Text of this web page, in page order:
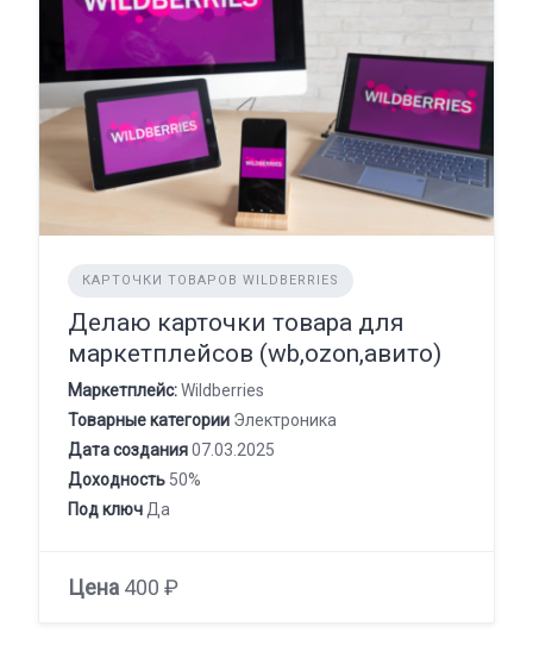
КАРТОЧКИ ТОВАРОВ WILDBERRIES
Делаю карточки товара для
маркетплейсов (wb,ozon,авито)
Маркетплейс:Wildberries
Товарные категории Электроника
Дата создания07.03.2025
Доходность 50%
Под ключ Да
Цена 400 ₽